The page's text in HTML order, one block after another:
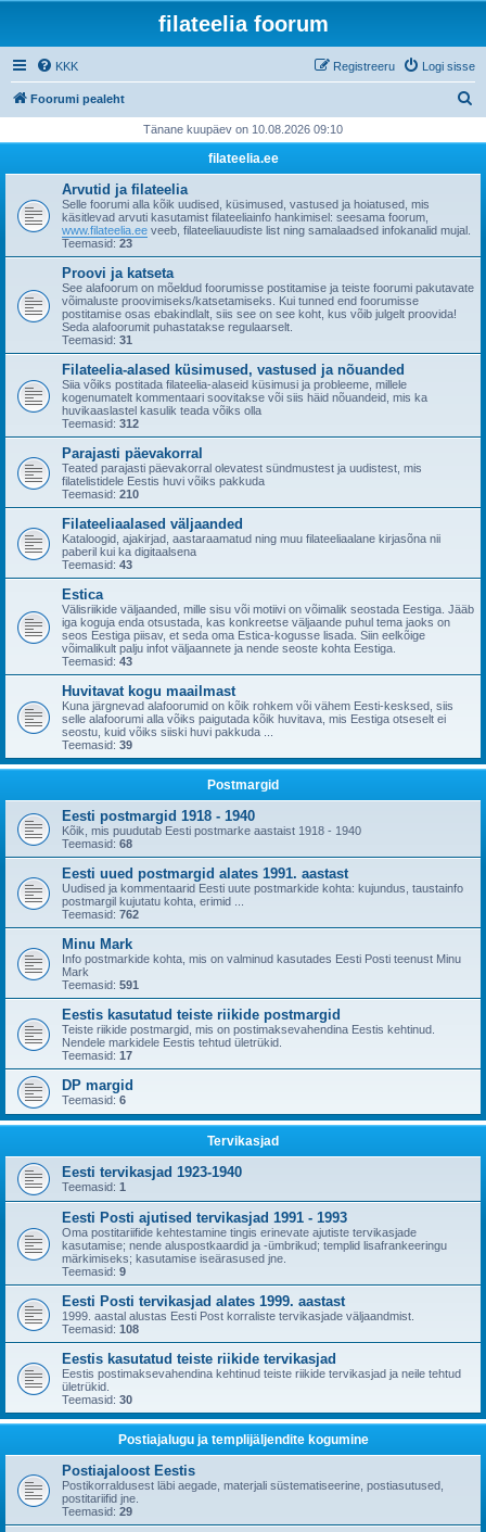
filateelia foorum
KKK Logi sisse
Registreeru
Foorumi pealeht
i
Tänane kuupäev on 10.08.2026 09:10
filateelia.ee
Arvutid ja filateelia
Selle foorumi alla kõik uudised, küsimused, vastused ja hoiatused, mis
käsitlevad arvuti kasutamist filateeliainfo hankimisel: seesama foorum,
www.filateelia.ee veeb, filateeliauudiste list ning samalaadsed infokanalid mujal.
Teemasid: 23
Proovi ja katseta
See alafoorum on mõeldud foorumisse postitamise ja teiste foorumi pakutavate
võimaluste proovimiseks/katsetamiseks. Kui tunned end foorumisse
postitamise osas ebakindlalt, siis see on see koht, kus võib julgelt proovida!
Seda alafoorumit puhastatakse regulaarselt.
Teemasid: 31
Filateelia-alased küsimused, vastused ja nõuanded
Siia võiks postitada filateelia-alaseid küsimusi ja probleeme, millele
kogenumatelt kommentaari soovitakse või siis häid nõuandeid, mis ka
huvikaaslastel kasulik teada võiks olla
Teemasid: 312
Parajasti päevakorral
Teated parajasti päevakorral olevatest sündmustest ja uudistest, mis
filatelistidele Eestis huvi võiks pakkuda
Teemasid: 210
Filateeliaalased väljaanded
Kataloogid, ajakirjad, aastaraamatud ning muu filateeliaalane kirjasõna nii
paberil kui ka digitaalsena
Teemasid: 43
Estica
Välisriikide väljaanded, mille sisu või motiivi on võimalik seostada Eestiga. Jääb
iga koguja enda otsustada, kas konkreetse väljaande puhul tema jaoks on
seos Eestiga piisav, et seda oma Estica-kogusse lisada. Siin eelkõige
võimalikult palju infot väljaannete ja nende seoste kohta Eestiga.
Teemasid: 43
Huvitavat kogu maailmast
Kuna järgnevad alafoorumid on kõik rohkem või vähem Eesti-kesksed, siis
selle alafoorumi alla võiks paigutada kõik huvitava, mis Eestiga otseselt ei
seostu, kuid võiks siiski huvi pakkuda ...
Teemasid: 39
Postmargid
Eesti postmargid 1918 - 1940
Kõik, mis puudutab Eesti postmarke aastaist 1918 - 1940
Teemasid: 68
Eesti uued postmargid alates 1991. aastast
Uudised ja kommentaarid Eesti uute postmarkide kohta: kujundus, taustainfo
postmargil kujutatu kohta, erimid ...
Teemasid: 762
Minu Mark
Info postmarkide kohta, mis on valminud kasutades Eesti Posti teenust Minu
Mark
Teemasid: 591
Eestis kasutatud teiste riikide postmargid
Teiste riikide postmargid, mis on postimaksevahendina Eestis kehtinud.
Nendele markidele Eestis tehtud ületrükid.
Teemasid: 17
DP margid
Teemasid: 6
Tervikasjad
Eesti tervikasjad 1923-1940
Teemasid: 1
Eesti Posti ajutised tervikasjad 1991 - 1993
Oma postitariifide kehtestamine tingis erinevate ajutiste tervikasjade
kasutamise; nende aluspostkaardid ja -ümbrikud; templid lisafrankeeringu
märkimiseks; kasutamise iseärasused jne.
Teemasid: 9
Eesti Posti tervikasjad alates 1999. aastast
1999. aastal alustas Eesti Post korraliste tervikasjade väljaandmist.
Teemasid: 108
Eestis kasutatud teiste riikide tervikasjad
Eestis postimaksevahendina kehtinud teiste riikide tervikasjad ja neile tehtud
ületrükid.
Teemasid: 30
Postiajalugu ja templijäljendite kogumine
Postiajaloost Eestis
Postikorraldusest läbi aegade, materjali süstematiseerine, postiasutused,
postitariifid jne.
Teemasid: 29